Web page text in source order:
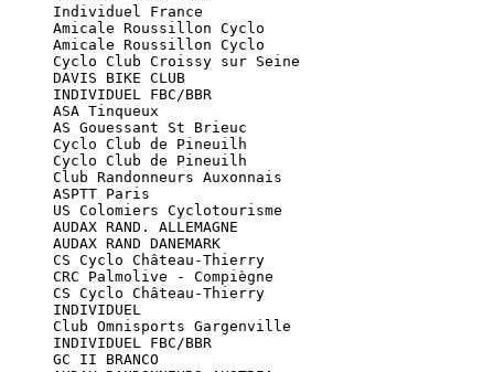
Individuel France
Amicale Roussillon Cyclo
Amicale Roussillon Cyclo
Cyclo Club Croissy sur Seine
BIKE CLUB
INDIVIDUEL FBC/BBR
ASA Tinqueux
AS Gouessant St Brieuc
Cyclo Club de Pineuilh
Cyclo Club de Pineuilh
Randonneurs Auxonnais
ASPTT Paris
Colomiers Cyclotourisme
RAND. ALLEMAGNE
RAND DANEMARK
CS Cyclo Château-Thierry
Palmolive - Compiègne
CS Cyclo Château-Thierry
INDIVIDUEL
Club Omnisports Gargenville
FBC/BBR
GC II BRANCO